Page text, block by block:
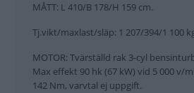
MÅTT: L 410/B 178/H 159 cm.
Tj.vikt/maxlast/släp: 1 207/394/1 100
MOTOR: Tvärställd rak 3-cyl
Max effekt 90 hk (67 kW) vid 5 000 v/
142 Nm, varvtal ej uppgift.